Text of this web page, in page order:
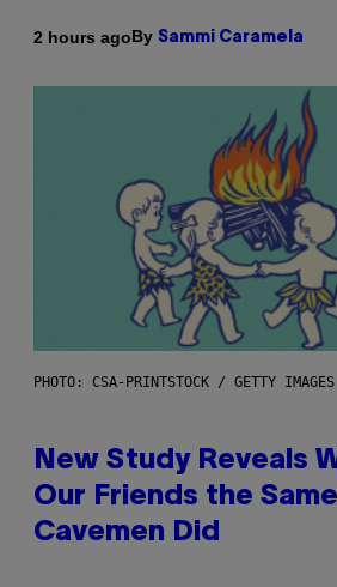
2 hours agoBy Sammi Caramela
PHOTO: CSA-PRINTSTOCK / GETTY IMAGES
New Study Reveals
Our Friends the
Cavemen Did